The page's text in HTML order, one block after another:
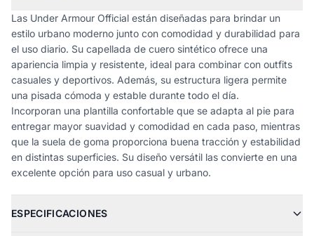
Las Under Armour Official están diseñadas para brindar un
estilo urbano moderno junto con comodidad y durabilidad para
el uso diario. Su capellada de cuero sintético ofrece una
apariencia limpia y resistente, ideal para combinar con outfits
casuales y deportivos. Además, su estructura ligera permite
una pisada cómoda y estable durante todo el día.
Incorporan una plantilla confortable que se adapta al pie para
entregar mayor suavidad y comodidad en cada paso, mientras
que la suela de goma proporciona buena tracción y estabilidad
en distintas superficies. Su diseño versátil las convierte en una
excelente opción para uso casual y urbano.
ESPECIFICACIONES